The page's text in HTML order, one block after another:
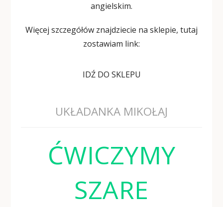
angielskim.
Więcej szczegółów znajdziecie na sklepie, tutaj
zostawiam link:
IDŹ DO SKLEPU
UKŁADANKA MIKOŁAJ
ĆWICZYMY
SZARE